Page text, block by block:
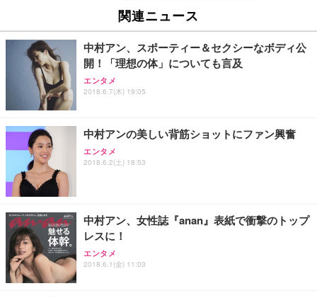
関連ニュース
中村アン、スポーティー＆セクシーなボディ公
開！「理想の体」についても言及
エンタメ
2018.6.7(木) 19:05
中村アンの美しい背筋ショットにファン興奮
エンタメ
2018.6.2(土) 18:53
中村アン、女性誌『anan』表紙で衝撃のトップ
レスに！
エンタメ
2018.6.1(金) 11:03